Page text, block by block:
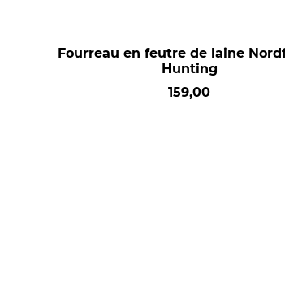
Fourreau en feutre de laine
Hunting
159,00